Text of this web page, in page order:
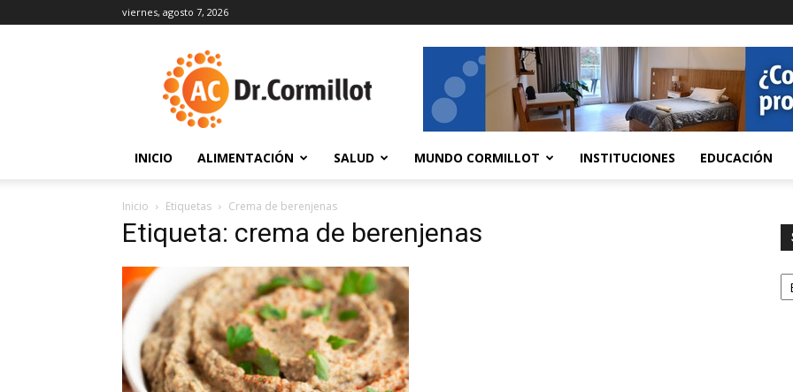
viernes, agosto 7, 2026
INICIO ALIMENTACIÓN SALUD MUNDO CORMILLOT INSTITUCIONES EDUCACIÓN
Inicio Etiquetas Crema de berenjenas
Etiqueta: crema de berenjenas